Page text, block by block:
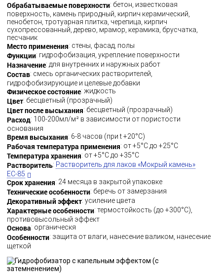
Обрабатываемые поверхности: бетон, известковая
поверхность, камень природный, кирпич керамический,
пенобетон, тротуарная плитка, черепица, кирпич
сухопрессованный, дерево, мрамор, керамика, брусчатка,
песчаник
Место применения: стены, фасад, полы
Функции: гидрофобизация, укрепление поверхности
Назначение: для внутренних и наружных работ
Состав: смесь органических растворителей,
гидрофобизирующие и целевые добавки
Физическое состояние: жидкость
Цвет: бесцветный (прозрачный)
Цвет после высыхания: бесцветный (прозрачный)
Расход: 100-200мл/м² в зависимости от пористости
основания
Время высыхания: 6-8 часов (при t +20°С)
Рабочая температура применения: от +5°C до +25°C
Температура хранения: от +5°C до +35°C
Растворитель: Растворитель для лаков «Мокрый камень»
ЕС-85
Срок хранения: 24 месяца в закрытой упаковке
Технические особенности: беречь от замерзания
Декоративный эффект: усиление цвета
Характерные особенности: термостойкость (до +300°С),
противовысольный эффект
Основа: органическя
Особенности: защита от влаги, нанесение валиком, нанесение
щеткой